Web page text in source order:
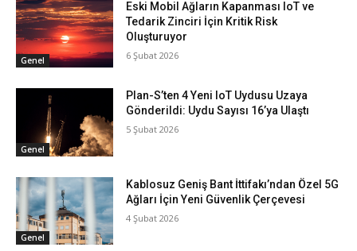
Genel
Eski Mobil Ağların Kapanması IoT ve
Tedarik Zinciri İçin Kritik Risk
Oluşturuyor
6 Şubat 2026
Genel
Plan-S’ten 4 Yeni IoT Uydusu Uzaya
Gönderildi: Uydu Sayısı 16’ya Ulaştı
5 Şubat 2026
Genel
Kablosuz Geniş Bant İttifakı’ndan Özel 5G
Ağları İçin Yeni Güvenlik Çerçevesi
4 Şubat 2026